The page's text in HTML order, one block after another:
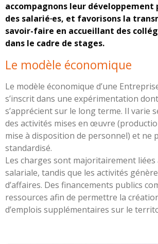
accompagnons leur
des salarié·es, et favorisons la
savoir-faire en accueillant des
dans le cadre de stages.
Le modèle économique
Le modèle économique d’une
s’inscrit dans une expérimentation
s’apprécient sur le long terme. Il varie
des activités mises en œuvre
mise à disposition de personnel) et ne
standardisé.
Les charges sont majoritairement liées
salariale, tandis que les activités
d’affaires. Des financements publics
ressources afin de permettre la
d’emplois supplémentaires sur le